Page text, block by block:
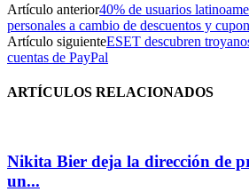
Artículo anterior40% de usuarios
personales a cambio de descuentos y
Artículo siguienteESET descubren
cuentas de PayPal
ARTÍCULOS RELACIONADOS
Nikita Bier deja la dirección de
un...